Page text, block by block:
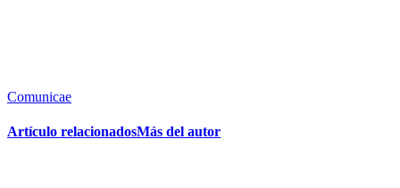
Comunicae
Artículo relacionadosMás del autor